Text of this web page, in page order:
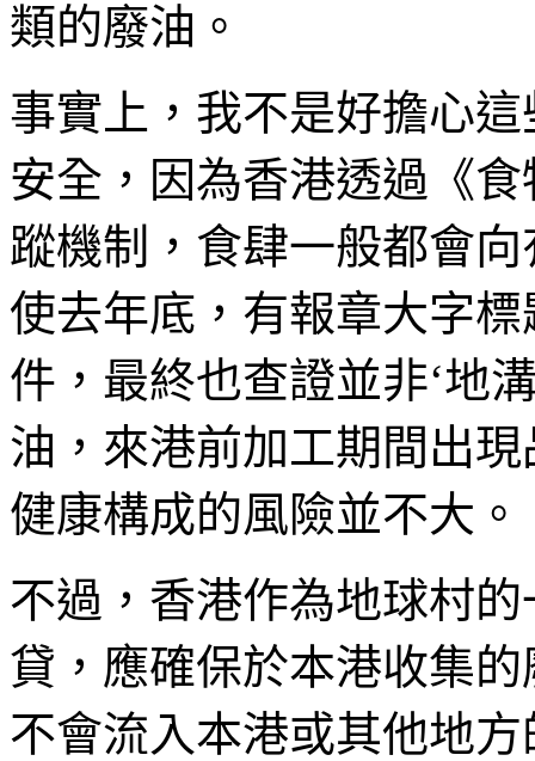
類的廢油。
事實上，我不是好擔心
安全，因為香港透過《
蹤機制，食肆一般都會
使去年底，有報章大字
件，最終也查證並非‘地
油，來港前加工期間出
健康構成的風險並不大。
不過，香港作為地球村
貸，應確保於本港收集
不會流入本港或其他地